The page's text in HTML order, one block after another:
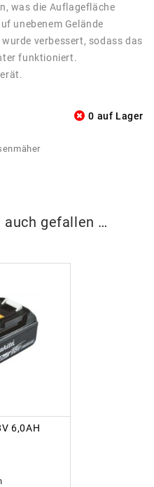
was die Auflagefläche
unebenem Gelände
verbessert, sodass das
funktioniert.
0 auf Lager
auch gefallen …
6,0AH